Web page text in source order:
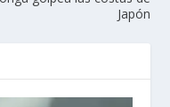
Japón